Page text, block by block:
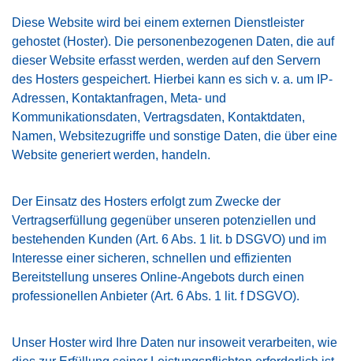
Diese Website wird bei einem externen Dienstleister
gehostet (Hoster). Die personenbezogenen Daten, die auf
dieser Website erfasst werden, werden auf den Servern
des Hosters gespeichert. Hierbei kann es sich v. a. um IP-
Adressen, Kontaktanfragen, Meta- und
Kommunikationsdaten, Vertragsdaten, Kontaktdaten,
Namen, Websitezugriffe und sonstige Daten, die über eine
Website generiert werden, handeln.
Der Einsatz des Hosters erfolgt zum Zwecke der
Vertragserfüllung gegenüber unseren potenziellen und
bestehenden Kunden (Art. 6 Abs. 1 lit. b DSGVO) und im
Interesse einer sicheren, schnellen und effizienten
Bereitstellung unseres Online-Angebots durch einen
professionellen Anbieter (Art. 6 Abs. 1 lit. f DSGVO).
Unser Hoster wird Ihre Daten nur insoweit verarbeiten, wie